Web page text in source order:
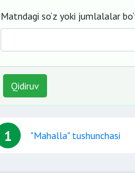
Matndagi so‘z yoki jumlalalar
Qidiruv
1 "Mahalla" tushunchasi